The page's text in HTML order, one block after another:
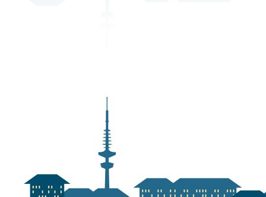
DSCN0056